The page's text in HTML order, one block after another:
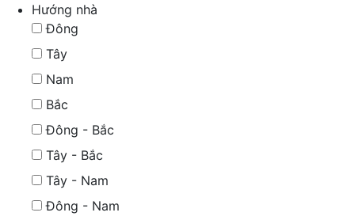
Hướng nhà
Đông
Tây
Nam
Bắc
Đông - Bắc
Tây - Bắc
Tây - Nam
Đông - Nam